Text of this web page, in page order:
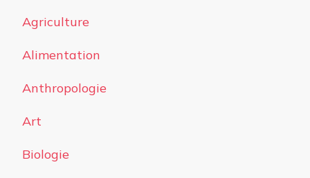
Agriculture
Alimentation
Anthropologie
Art
Biologie